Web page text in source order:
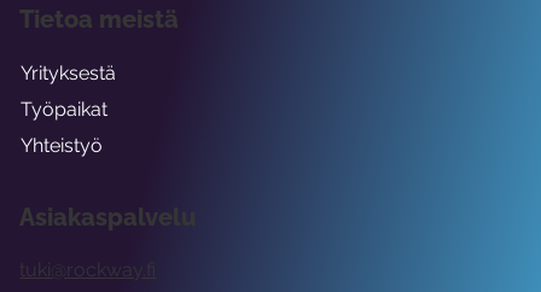
Asiakaspalvelu
tuki@rockway.fi
Tietoa meistä
Yrityksestä
Työpaikat
Yhteistyö